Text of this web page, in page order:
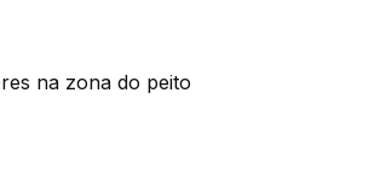
na zona do peito